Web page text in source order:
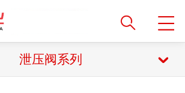
泄压阀系列